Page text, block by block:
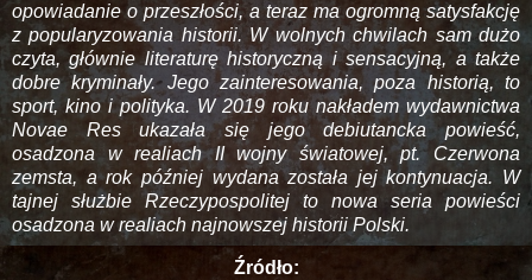
opowiadanie o przeszłości, a teraz ma ogromną satysfakcję
z popularyzowania historii. W wolnych chwilach sam dużo
czyta, głównie literaturę historyczną i sensacyjną, a także
dobre kryminały. Jego zainteresowania, poza historią, to
sport, kino i polityka. W 2019 roku nakładem wydawnictwa
Novae Res ukazała się jego debiutancka powieść,
osadzona w realiach II wojny światowej, pt. Czerwona
zemsta, a rok później wydana została jej kontynuacja. W
tajnej służbie Rzeczypospolitej to nowa seria powieści
osadzona w realiach najnowszej historii Polski.
Źródło: